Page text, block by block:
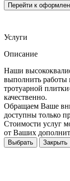
Перейти к
Услуги
Описание
Наши
выполнить работы
тротуарной
качественно.
Обращаем Ваше
доступны только
Стоимости услуг
от Ваших
Выбрать Закрыть